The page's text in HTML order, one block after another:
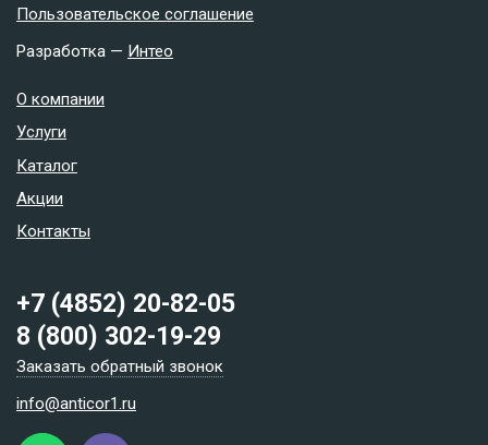
Пользовательское соглашение
Разработка — Интео
О компании
Услуги
Каталог
Акции
Контакты
+7 (4852) 20-82-05
8 (800) 302-19-29
Заказать обратный звонок
info@anticor1.ru